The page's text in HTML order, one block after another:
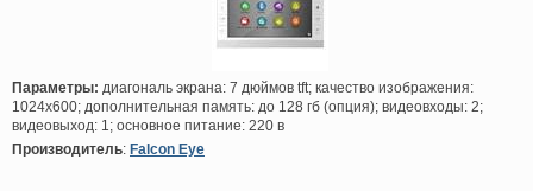
Параметры: диагональ экрана: 7 дюймов tft; качество изображения:
1024х600; дополнительная память: до 128 гб (опция); видеовходы: 2;
видеовыход: 1; основное питание: 220 в
Производитель: Falcon Eye